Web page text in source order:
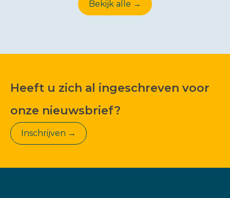
Bekijk alle →
Heeft u zich al ingeschreven voor
onze nieuwsbrief?
Inschrijven →